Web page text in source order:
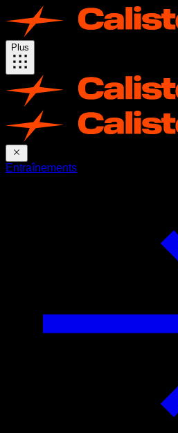
Plus
Entraînements